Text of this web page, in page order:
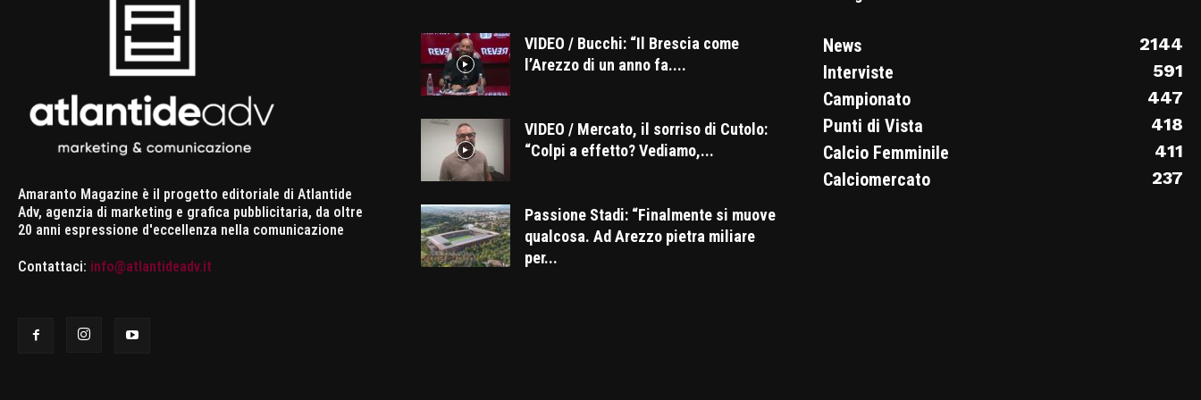
Amaranto Magazine è il progetto editoriale di Atlantide
Adv, agenzia di marketing e grafica pubblicitaria, da oltre
20 anni espressione d'eccellenza nella comunicazione
Contattaci: info@atlantideadv.it
VIDEO / Bucchi: “Il Brescia come
l’Arezzo di un anno fa....
VIDEO / Mercato, il sorriso di Cutolo:
“Colpi a effetto? Vediamo,...
Passione Stadi: “Finalmente si muove
qualcosa. Ad Arezzo pietra miliare
per...
News
2144
Interviste
591
Campionato
447
Punti di Vista
418
Calcio Femminile
411
Calciomercato
237